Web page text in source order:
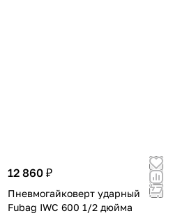
12 860 ₽
Пневмогайковерт ударный
Fubag IWC 600 1/2 дюйма